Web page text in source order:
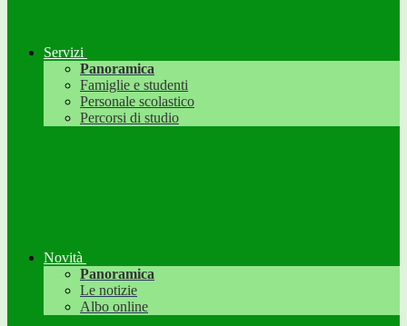
Servizi
Panoramica
Famiglie e studenti
Personale scolastico
Percorsi di studio
Novità
Panoramica
Le notizie
Albo online